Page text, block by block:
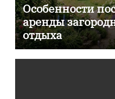
Особенности
аренды
отдыха